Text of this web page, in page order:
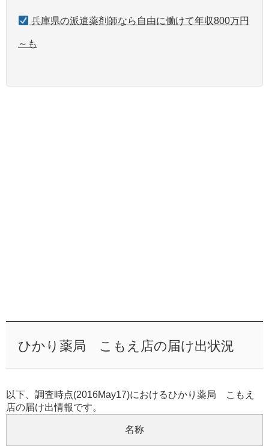
兵庫県の派遣薬剤師なら自由に働けて年収800万円
～も
ひかり薬局 こもえ店の届け出状況
以下、調査時点(2016May17)におけるひかり薬局 こもえ
店の届け出情報です。
名称